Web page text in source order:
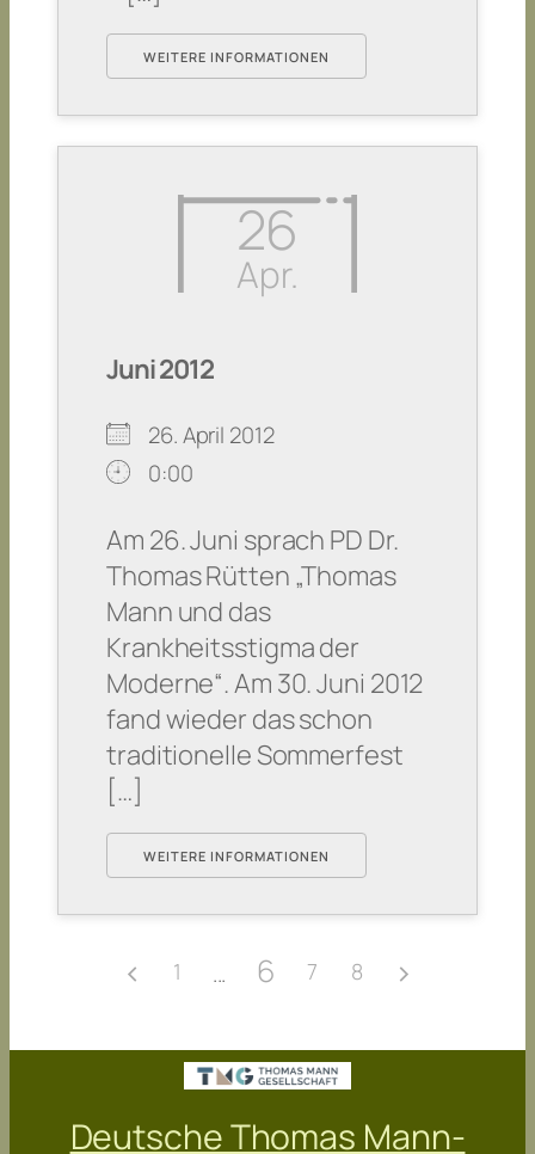
WEITERE INFORMATIONEN
26
Apr.
Juni 2012
26. April 2012
0:00
Am 26. Juni sprach PD Dr.
Thomas Rütten „Thomas
Mann und das
Krankheitsstigma der
Moderne“. Am 30. Juni 2012
fand wieder das schon
traditionelle Sommerfest
[…]
WEITERE INFORMATIONEN
1 6 7 8
Deutsche Thomas Mann-